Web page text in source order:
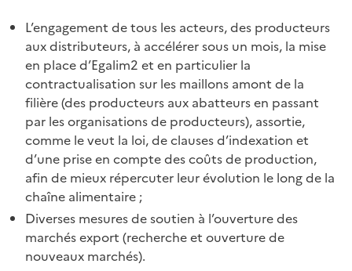
L’engagement de tous les acteurs, des producteurs
aux distributeurs, à accélérer sous un mois, la mise
en place d’Egalim2 et en particulier la
contractualisation sur les maillons amont de la
filière (des producteurs aux abatteurs en passant
par les organisations de producteurs), assortie,
comme le veut la loi, de clauses d’indexation et
d’une prise en compte des coûts de production,
afin de mieux répercuter leur évolution le long de la
chaîne alimentaire ;
Diverses mesures de soutien à l’ouverture des
marchés export (recherche et ouverture de
nouveaux marchés).